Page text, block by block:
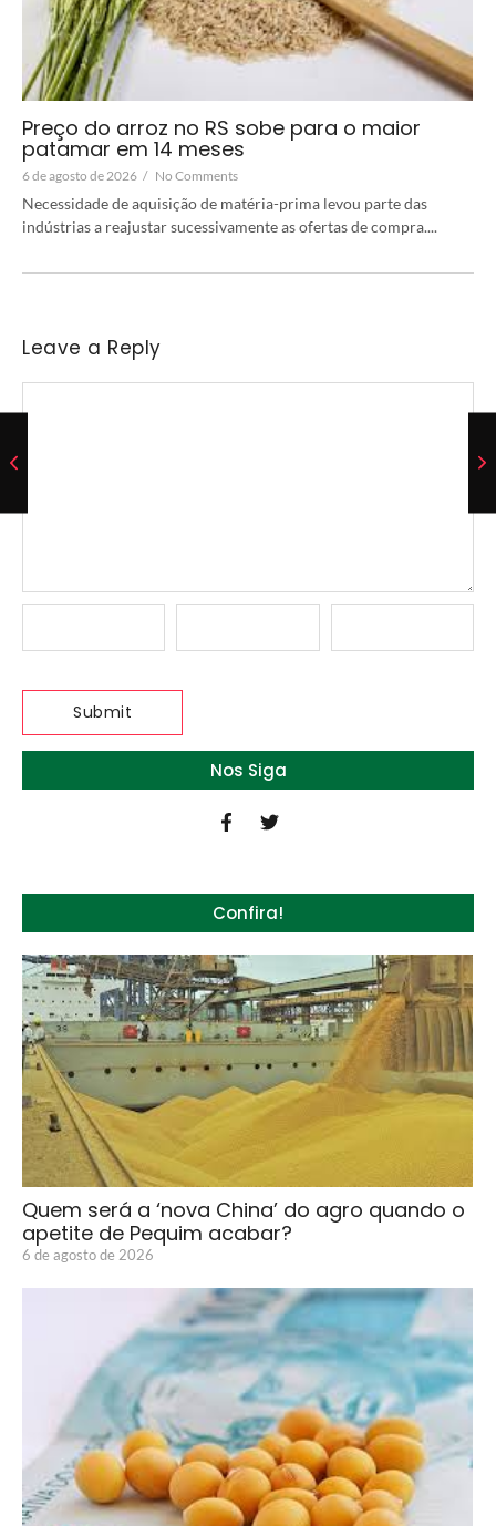
Preço do arroz no RS sobe para o maior
patamar em 14 meses
6 de agosto de 2026 / No Comments
Necessidade de aquisição de matéria-prima levou parte das
indústrias a reajustar sucessivamente as ofertas de compra....
Leave a Reply
Nos Siga
Confira!
Quem será a ‘nova China’ do agro quando o
apetite de Pequim acabar?
6 de agosto de 2026